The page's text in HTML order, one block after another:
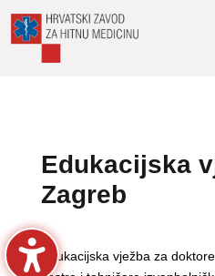
Edukacijska
Zagreb
Edukacijska vježba za